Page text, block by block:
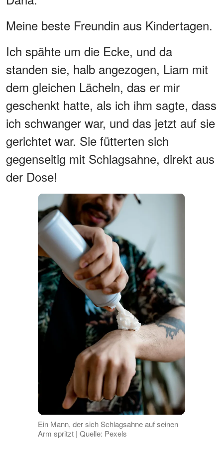
Meine beste Freundin aus Kindertagen.
Ich spähte um die Ecke, und da
standen sie, halb angezogen, Liam mit
dem gleichen Lächeln, das er mir
geschenkt hatte, als ich ihm sagte, dass
ich schwanger war, und das jetzt auf sie
gerichtet war. Sie fütterten sich
gegenseitig mit Schlagsahne, direkt aus
der Dose!
Ein Mann, der sich Schlagsahne auf seinen
Arm spritzt | Quelle: Pexels